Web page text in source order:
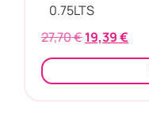
0.75LTS
27,70€19,39€